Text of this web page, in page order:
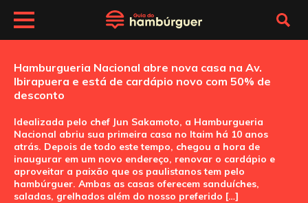
Hamburgueria Nacional abre nova casa na Av.
Ibirapuera e está de cardápio novo com 50% de
desconto
Idealizada pelo chef Jun Sakamoto, a Hamburgueria
Nacional abriu sua primeira casa no Itaim há 10 anos
atrás. Depois de todo este tempo, chegou a hora de
inaugurar em um novo endereço, renovar o cardápio e
aproveitar a paixão que os paulistanos tem pelo
hambúrguer. Ambas as casas oferecem sanduíches,
saladas, grelhados além do nosso preferido […]